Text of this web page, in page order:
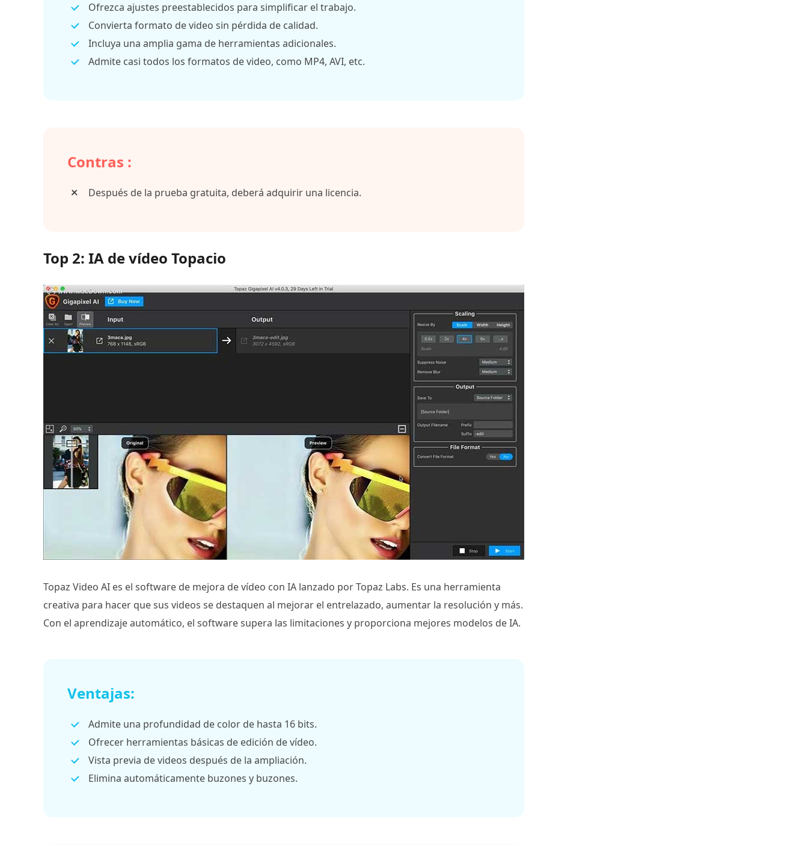
Ofrezca ajustes preestablecidos para simplificar el trabajo.
Convierta formato de video sin pérdida de calidad.
Incluya una amplia gama de herramientas adicionales.
Admite casi todos los formatos de video, como MP4, AVI, etc.
Contras :
Después de la prueba gratuita, deberá adquirir una licencia.
Top 2: IA de vídeo Topacio
Topaz Video AI es el software de mejora de vídeo con IA lanzado por Topaz Labs. Es una herramienta
creativa para hacer que sus videos se destaquen al mejorar el entrelazado, aumentar la resolución y más.
Con el aprendizaje automático, el software supera las limitaciones y proporciona mejores modelos de IA.
Ventajas:
Admite una profundidad de color de hasta 16 bits.
Ofrecer herramientas básicas de edición de vídeo.
Vista previa de videos después de la ampliación.
Elimina automáticamente buzones y buzones.